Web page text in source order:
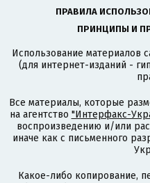
ПРАВИЛА
ПРИНЦИПЫ И
Использование материалов
(для интернет-изданий -
Все материалы, которые
на агентство "Интерфакс-
воспроизведению и/или
иначе как с письменного
Какое-либо копирование,